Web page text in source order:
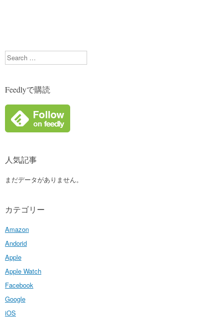
Search
Feedlyで購読
人気記事
まだデータがありません。
カテゴリー
Amazon
Andorid
Apple
Apple Watch
Facebook
Google
iOS